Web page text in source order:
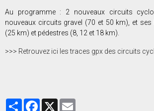
Au programme : 2 nouveaux circuits
nouveaux circuits gravel (70 et 50 km), et
(25 km) et pédestres (8, 12 et 18 km).
>>> Retrouvez ici les traces gpx des circuits
PartagerFacebook
X